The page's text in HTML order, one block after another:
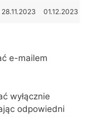
28.11.2023 01.12.2023
e-mailem
wyłącznie
odpowiedni